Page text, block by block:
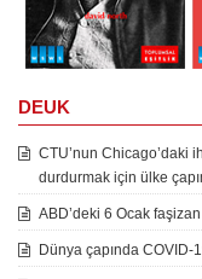
DEUK
CTU’nun Chicago’daki
durdurmak için ülke
ABD’deki 6 Ocak
Dünya çapında